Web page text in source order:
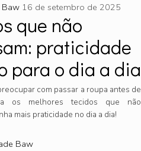
que não
praticidade
para o dia a dia
Baw 16 de setembro de 2025
com passar a roupa antes de
os melhores tecidos que não
mais praticidade no dia a dia!
Baw